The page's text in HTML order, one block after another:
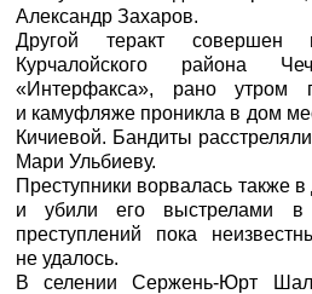
Александр Захаров.
Другой теракт совершен
Курчалойского района
«Интерфакса», рано утром
и камуфляже проникла в дом
Кичиевой. Бандиты
Мари Ульбиеву.
Преступники ворвалась также
и убили его выстрелами в
преступлений пока
не удалось.
В селении Сержень-Юрт